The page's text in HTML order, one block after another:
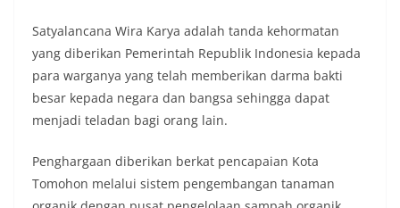
Satyalancana Wira Karya adalah tanda kehormatan
yang diberikan Pemerintah Republik Indonesia kepada
para warganya yang telah memberikan darma bakti
besar kepada negara dan bangsa sehingga dapat
menjadi teladan bagi orang lain.
Penghargaan diberikan berkat pencapaian Kota
Tomohon melalui sistem pengembangan tanaman